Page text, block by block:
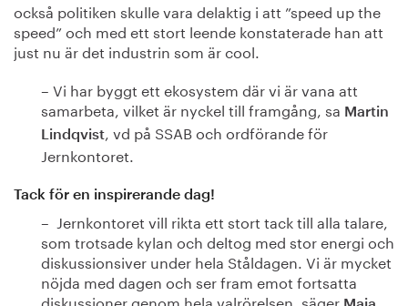
också politiken skulle vara delaktig i att ”speed up the
speed” och med ett stort leende konstaterade han att
just nu är det industrin som är cool.
– Vi har byggt ett ekosystem där vi är vana att
samarbeta, vilket är nyckel till framgång, sa Martin
Lindqvist , vd på SSAB och ordförande för
Jernkontoret.
Tack för en inspirerande dag!
– Jernkontoret vill rikta ett stort tack till alla talare,
som trotsade kylan och deltog med stor energi och
diskussionsiver under hela Ståldagen. Vi är mycket
nöjda med dagen och ser fram emot fortsatta
diskussioner genom hela valrörelsen, säger